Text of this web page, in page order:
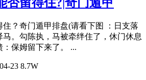
否留得住?|奇门遁甲
？奇门遁甲排盘(请看下图 ：日支落
。勾陈执，马被牵绊住了，休门休息
保姆留下来了。 ​​​...
23 8.7W